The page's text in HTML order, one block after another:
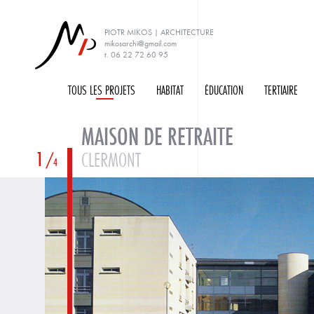
PIOTR MIKOS | ARCHITECTURE
mikosarchi@gmail.com
t. 06 22 72 60 95
TOUS LES PROJETS HABITAT ÉDUCATION TERTIAIRE
PRÉCÉDENT
1 4
MAISON DE RETRAITE
CLERMONT